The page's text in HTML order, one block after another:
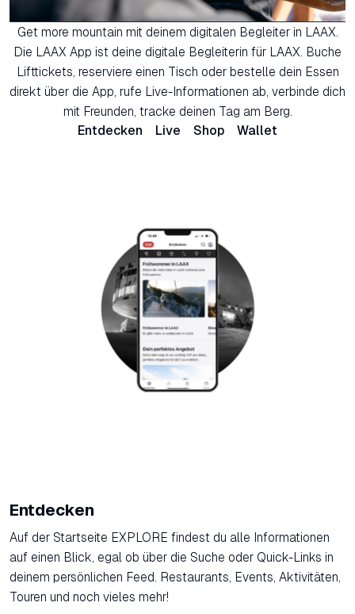
Get more mountain mit deinem digitalen Begleiter in LAAX.
Die LAAX App ist deine digitale Begleiterin für LAAX. Buche
Lifttickets, reserviere einen Tisch oder bestelle dein Essen
direkt über die App, rufe Live-Informationen ab, verbinde dich
mit Freunden, tracke deinen Tag am Berg.
Entdecken Live Shop Wallet
Entdecken
Auf der Startseite EXPLORE findest du alle Informationen
auf einen Blick, egal ob über die Suche oder Quick-Links in
deinem persönlichen Feed. Restaurants, Events, Aktivitäten,
Touren und noch vieles mehr!